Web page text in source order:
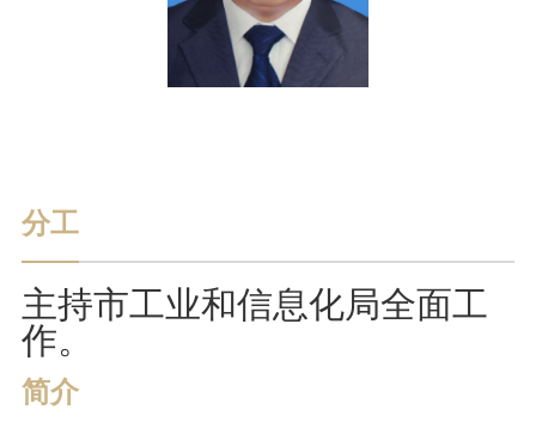
分工
主持市工业和信息化局全面工
作。
简介